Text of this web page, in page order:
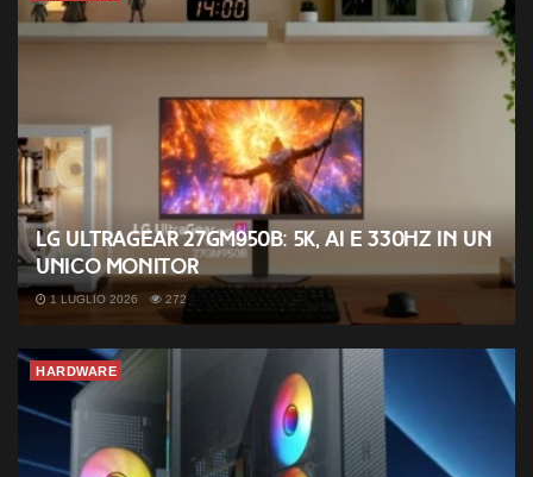
LG UltraGear 27GM950B: 5K, AI e 330Hz in un
unico monitor
1 LUGLIO 2026 272
HARDWARE